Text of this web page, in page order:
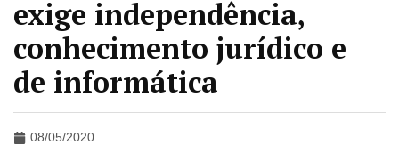
exige independência,
conhecimento jurídico e
de informática
08/05/2020